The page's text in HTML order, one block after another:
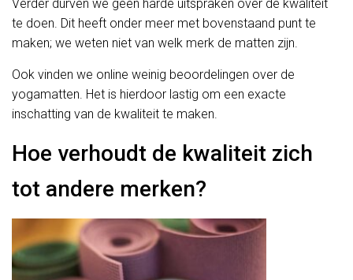
Verder durven we geen harde uitspraken over de kwaliteit
te doen. Dit heeft onder meer met bovenstaand punt te
maken; we weten niet van welk merk de matten zijn.
Ook vinden we online weinig beoordelingen over de
yogamatten. Het is hierdoor lastig om een exacte
inschatting van de kwaliteit te maken.
Hoe verhoudt de kwaliteit zich
tot andere merken?